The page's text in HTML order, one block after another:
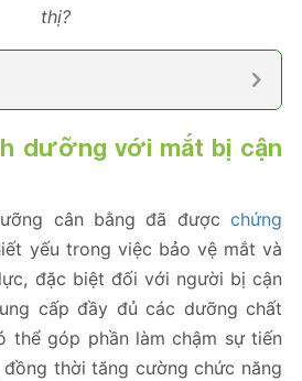
thị?
dưỡng với mắt bị cận
cân bằng đã được chứng
yếu trong việc bảo vệ mắt và
đặc biệt đối với người bị cận
cấp đầy đủ các dưỡng chất
thể góp phần làm chậm sự tiến
thời tăng cường chức năng